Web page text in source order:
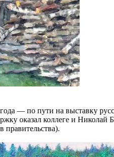
— по пути на выставку
оказал коллеге и